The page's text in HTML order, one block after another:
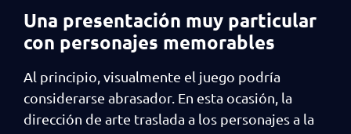
Una presentación muy particular
con personajes memorables
Al principio, visualmente el juego podría
considerarse abrasador. En esta ocasión, la
dirección de arte traslada a los personajes a la